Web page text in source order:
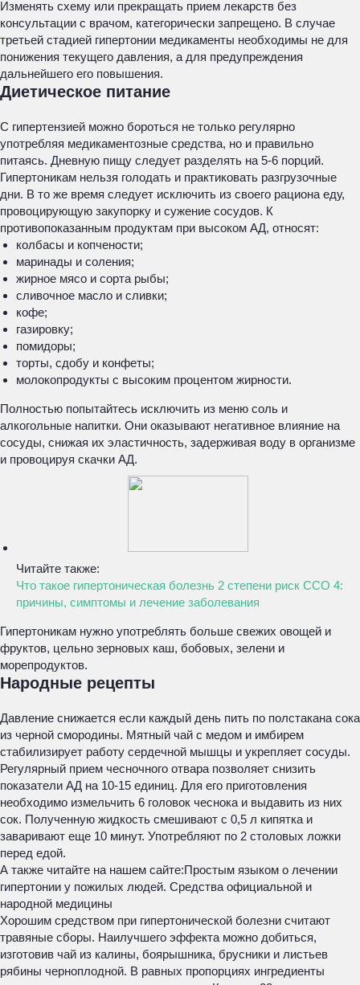
Изменять схему или прекращать прием лекарств без
консультации с врачом, категорически запрещено. В случае
третьей стадией гипертонии медикаменты необходимы не для
понижения текущего давления, а для предупреждения
дальнейшего его повышения.
Диетическое питание
С гипертензией можно бороться не только регулярно
употребляя медикаментозные средства, но и правильно
питаясь. Дневную пищу следует разделять на 5-6 порций.
Гипертоникам нельзя голодать и практиковать разгрузочные
дни. В то же время следует исключить из своего рациона еду,
провоцирующую закупорку и сужение сосудов. К
противопоказанным продуктам при высоком АД, относят:
колбасы и копчености;
маринады и соления;
жирное мясо и сорта рыбы;
сливочное масло и сливки;
кофе;
газировку;
помидоры;
торты, сдобу и конфеты;
молокопродукты с высоким процентом жирности.
Полностью попытайтесь исключить из меню соль и
алкогольные напитки. Они оказывают негативное влияние на
сосуды, снижая их эластичность, задерживая воду в организме
и провоцируя скачки АД.
Читайте также:
Что такое гипертоническая болезнь 2 степени риск ССО 4:
причины, симптомы и лечение заболевания
Гипертоникам нужно употреблять больше свежих овощей и
фруктов, цельно зерновых каш, бобовых, зелени и
морепродуктов.
Народные рецепты
Давление снижается если каждый день пить по полстакана сока
из черной смородины. Мятный чай с медом и имбирем
стабилизирует работу сердечной мышцы и укрепляет сосуды.
Регулярный прием чесночного отвара позволяет снизить
показатели АД на 10-15 единиц. Для его приготовления
необходимо измельчить 6 головок чеснока и выдавить из них
сок. Полученную жидкость смешивают с 0,5 л кипятка и
заваривают еще 10 минут. Употребляют по 2 столовых ложки
перед едой.
А также читайте на нашем сайте:Простым языком о лечении
гипертонии у пожилых людей. Средства официальной и
народной медицины
Хорошим средством при гипертонической болезни считают
травяные сборы. Наилучшего эффекта можно добиться,
изготовив чай из калины, боярышника, брусники и листьев
рябины черноплодной. В равных пропорциях ингредиенты